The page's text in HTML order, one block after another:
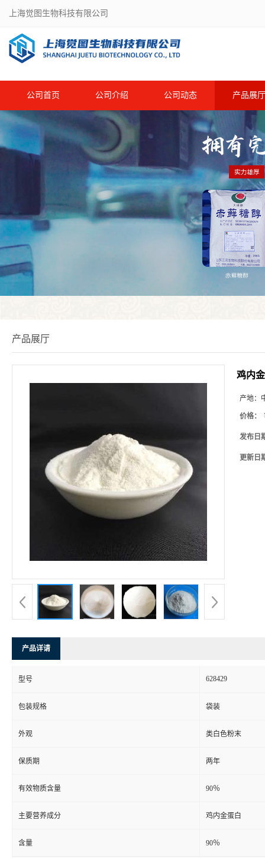
上海觉图生物科技有限公司
公司首页 公司介绍 公司动态 产品展厅
产品展厅
鸡内
产地：
价格：
发布日
更新日
产品详请
型号 628429
包装规格 袋装
外观 类白色粉末
保质期 两年
有效物质含量 90％
主要营养成分 鸡内金蛋白
含量 90％